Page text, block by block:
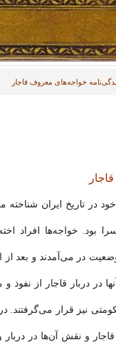
خواجه‌های معروف قاجار
در تاریخ ایران شناخته
بود. خواجه‌ها افراد
به این وضعیت در می‌آمدند و
دربار قاجار از نفوذ و
نیز قرار می‌گرفتند.
و نقش آن‌ها در